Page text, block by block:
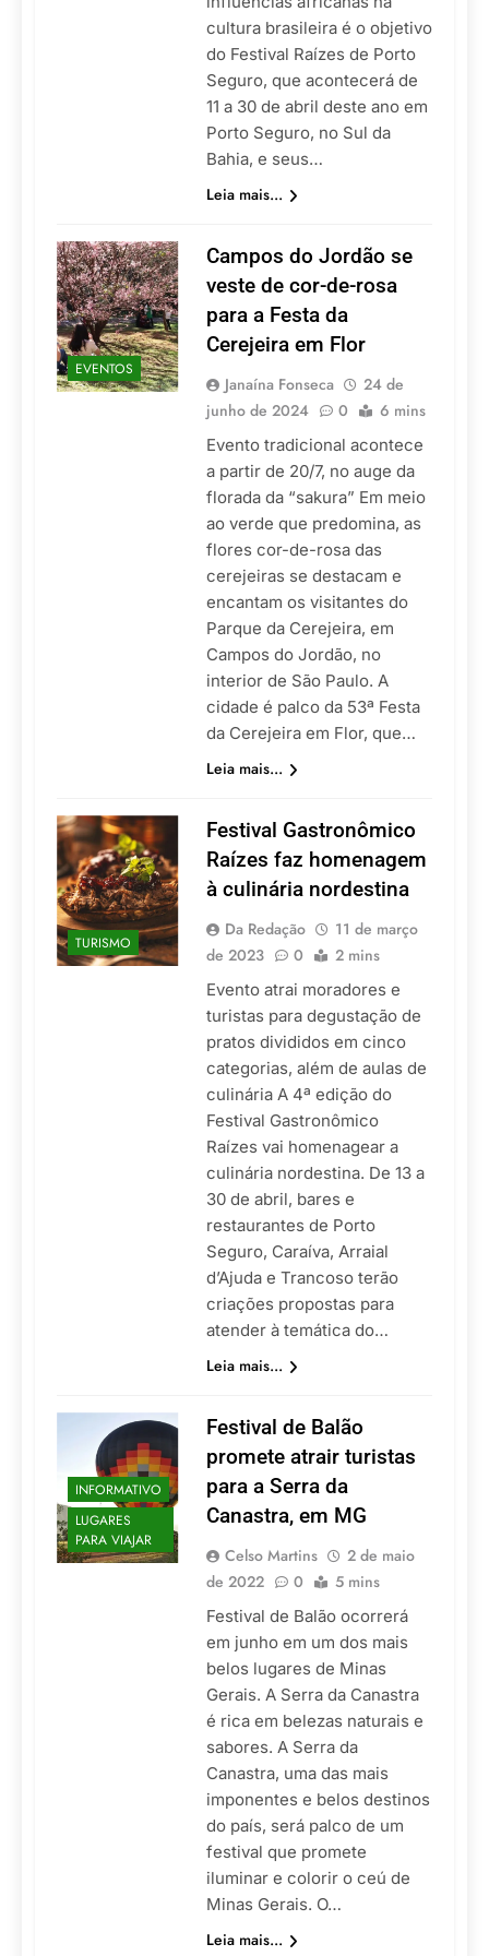
cultura brasileira é o objetivo
do Festival Raízes de Porto
Seguro, que acontecerá de
11 a 30 de abril deste ano em
Porto Seguro, no Sul da
Bahia, e seus…
Leia mais...
EVENTOS
Campos do Jordão se
veste de cor-de-rosa
para a Festa da
Cerejeira em Flor
Janaína Fonseca
24 de
junho de 2024
0 6 mins
Evento tradicional acontece
a partir de 20/7, no auge da
florada da “sakura” Em meio
ao verde que predomina, as
flores cor-de-rosa das
cerejeiras se destacam e
encantam os visitantes do
Parque da Cerejeira, em
Campos do Jordão, no
interior de São Paulo. A
cidade é palco da 53ª Festa
da Cerejeira em Flor, que…
Leia mais...
TURISMO
Festival Gastronômico
Raízes faz homenagem
à culinária nordestina
Da Redação
11 de março
de 2023
0 2 mins
Evento atrai moradores e
turistas para degustação de
pratos divididos em cinco
categorias, além de aulas de
culinária A 4ª edição do
Festival Gastronômico
Raízes vai homenagear a
culinária nordestina. De 13 a
30 de abril, bares e
restaurantes de Porto
Seguro, Caraíva, Arraial
d’Ajuda e Trancoso terão
criações propostas para
atender à temática do…
Leia mais...
INFORMATIVO
LUGARES
PARA VIAJAR
Festival de Balão
promete atrair turistas
para a Serra da
Canastra, em MG
Celso Martins
2 de maio
de 2022
0 5 mins
Festival de Balão ocorrerá
em junho em um dos mais
belos lugares de Minas
Gerais. A Serra da Canastra
é rica em belezas naturais e
sabores. A Serra da
Canastra, uma das mais
imponentes e belos destinos
do país, será palco de um
festival que promete
iluminar e colorir o ceú de
Minas Gerais. O…
Leia mais...